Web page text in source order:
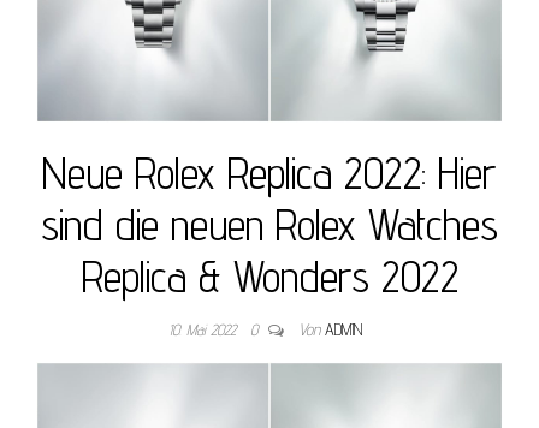
Neue Rolex Replica 2022: Hier
sind die neuen Rolex Watches
Replica & Wonders 2022
10. Mai 2022 0 Von ADMIN